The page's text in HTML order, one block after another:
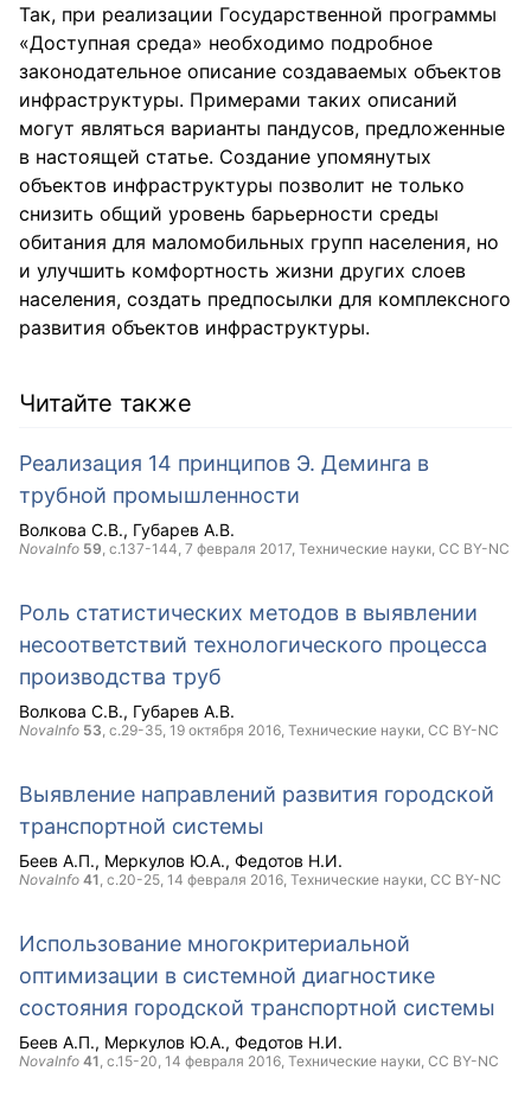
Так, при реализации Государственной программы
«Доступная среда» необходимо подробное
законодательное описание создаваемых объектов
инфраструктуры. Примерами таких описаний
могут являться варианты пандусов, предложенные
в настоящей статье. Создание упомянутых
объектов инфраструктуры позволит не только
снизить общий уровень барьерности среды
обитания для маломобильных групп населения, но
и улучшить комфортность жизни других слоев
населения, создать предпосылки для комплексного
развития объектов инфраструктуры.
Читайте также
Реализация 14 принципов Э. Деминга в
трубной промышленности
Волкова С.В. Губарев А.В.
NovaInfo 59 , с.137-144, 7 февраля 2017 , Технические науки, CC BY-NC
Роль статистических методов в выявлении
несоответствий технологического процесса
производства труб
Волкова С.В. Губарев А.В.
NovaInfo 53 , с.29-35, 19 октября 2016 , Технические науки, CC BY-NC
Выявление направлений развития городской
транспортной системы
Беев А.П. Меркулов Ю.А. Федотов Н.И.
NovaInfo 41 , с.20-25, 14 февраля 2016 , Технические науки, CC BY-NC
Использование многокритериальной
оптимизации в системной диагностике
состояния городской транспортной системы
Беев А.П. Меркулов Ю.А. Федотов Н.И.
NovaInfo 41 , с.15-20, 14 февраля 2016 , Технические науки, CC BY-NC